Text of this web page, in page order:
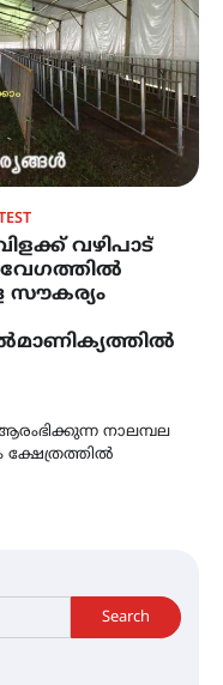
വഴിപാട്
സൗകര്യം
നാലമ്പല
Search